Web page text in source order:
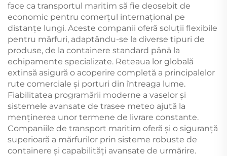
face ca transportul maritim să fie deosebit de
economic pentru comerțul internațional pe
distanțe lungi. Aceste companii oferă soluții flexibile
pentru mărfuri, adaptându-se la diverse tipuri de
produse, de la containere standard până la
echipamente specializate. Reteaua lor globală
extinsă asigură o acoperire completă a principalelor
rute comerciale și porturi din întreaga lume.
Fiabilitatea programării moderne a vaselor și
sistemele avansate de trasee meteo ajută la
menținerea unor termene de livrare constante.
Companiile de transport maritim oferă și o siguranță
superioară a mărfurilor prin sisteme robuste de
containere și capabilități avansate de urmărire.